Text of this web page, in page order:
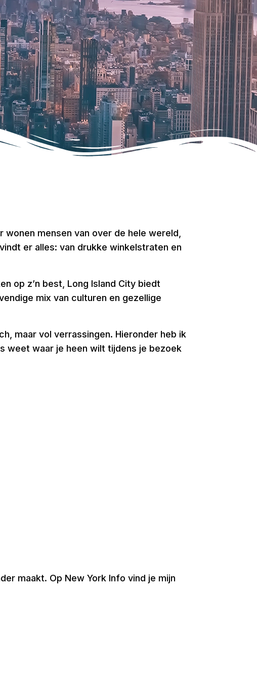
mensen van over de hele wereld,
er alles: van drukke winkelstraten en
op z’n best, Long Island City biedt
mix van culturen en gezellige
maar vol verrassingen. Hieronder heb ik
weet waar je heen wilt tijdens je bezoek
maakt. Op New York Info vind je mijn